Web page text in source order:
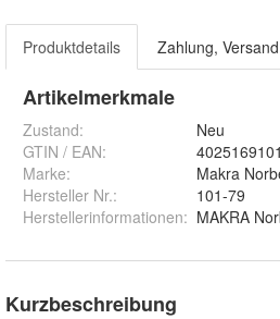
Produktdetails Zahlung,
Artikelmerkmale
Zustand:
Neu
GTIN / EAN:
Marke:
Makra
Hersteller Nr.:
101-79
Herstellerinformationen: MAKRA
Kurzbeschreibung